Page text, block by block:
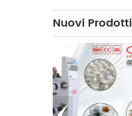
Nuovi Prodotti